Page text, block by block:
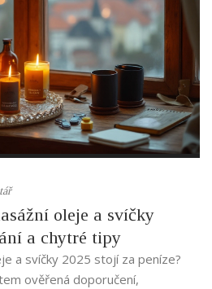
oleje a svíčky
a chytré tipy
a svíčky 2025 stojí za peníze?
ověřená doporučení,